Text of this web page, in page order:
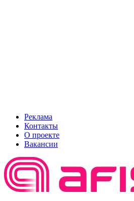
Реклама
Контакты
О проекте
Вакансии